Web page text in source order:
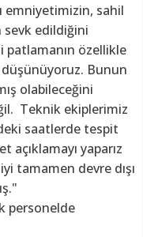
emniyetimizin, sahil
sevk edildiğini
patlamanın özellikle
düşünüyoruz. Bunun
olabileceğini
Teknik ekiplerimiz
saatlerde tespit
açıklamayı yaparız
tamamen devre dışı
personelde